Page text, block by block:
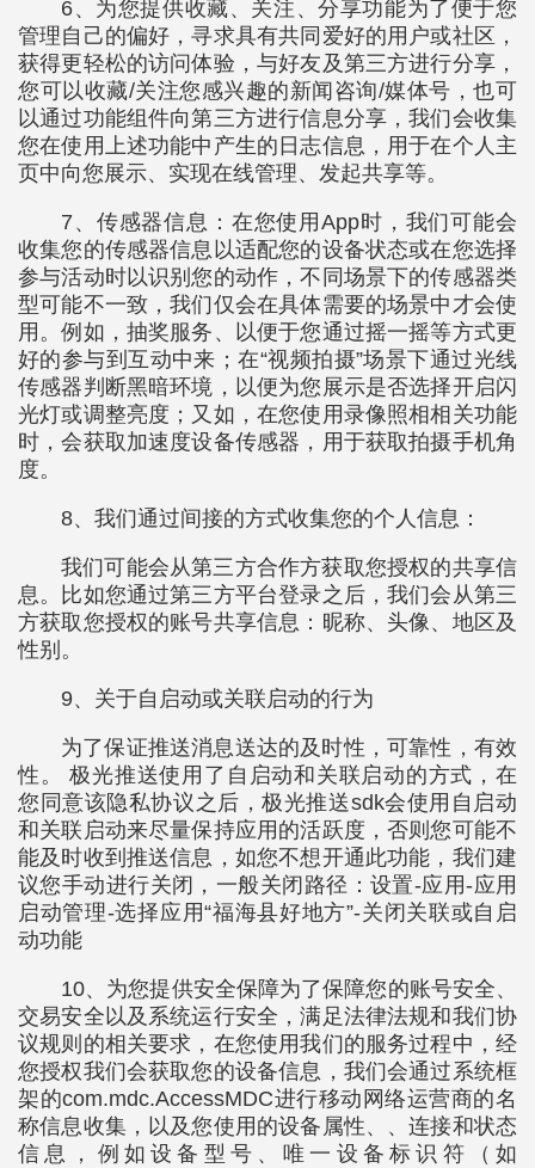
6、为您提供收藏、关注、分享功能为了便于您
管理自己的偏好，寻求具有共同爱好的用户或社区，
获得更轻松的访问体验，与好友及第三方进行分享，
您可以收藏/关注您感兴趣的新闻咨询/媒体号，也可
以通过功能组件向第三方进行信息分享，我们会收集
您在使用上述功能中产生的日志信息，用于在个人主
页中向您展示、实现在线管理、发起共享等。
7、传感器信息：在您使用App时，我们可能会
收集您的传感器信息以适配您的设备状态或在您选择
参与活动时以识别您的动作，不同场景下的传感器类
型可能不一致，我们仅会在具体需要的场景中才会使
用。例如，抽奖服务、以便于您通过摇一摇等方式更
好的参与到互动中来；在“视频拍摄”场景下通过光线
传感器判断黑暗环境，以便为您展示是否选择开启闪
光灯或调整亮度；又如，在您使用录像照相相关功能
时，会获取加速度设备传感器，用于获取拍摄手机角
度。
8、我们通过间接的方式收集您的个人信息：
我们可能会从第三方合作方获取您授权的共享信
息。比如您通过第三方平台登录之后，我们会从第三
方获取您授权的账号共享信息：昵称、头像、地区及
性别。
9、关于自启动或关联启动的行为
为了保证推送消息送达的及时性，可靠性，有效
性。 极光推送使用了自启动和关联启动的方式，在
您同意该隐私协议之后，极光推送sdk会使用自启动
和关联启动来尽量保持应用的活跃度，否则您可能不
能及时收到推送信息，如您不想开通此功能，我们建
议您手动进行关闭，一般关闭路径：设置-应用-应用
启动管理-选择应用“福海县好地方”-关闭关联或自启
动功能
10、为您提供安全保障为了保障您的账号安全、
交易安全以及系统运行安全，满足法律法规和我们协
议规则的相关要求，在您使用我们的服务过程中，经
您授权我们会获取您的设备信息，我们会通过系统框
架的com.mdc.AccessMDC进行移动网络运营商的名
称信息收集，以及您使用的设备属性、、连接和状态
信息，例如设备型号、唯一设备标识符（如